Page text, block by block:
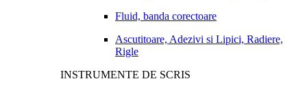
Fluid, banda corectoare
Ascutitoare, Adezivi si Lipici, Radiere,
Rigle
INSTRUMENTE DE SCRIS